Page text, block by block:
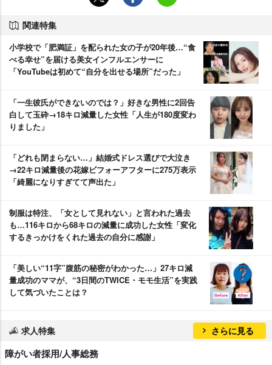
関連特集
小学校で「肥満証」を配られた女の子が20年後…“食
べる幸せ”を届ける美女インフルエンサーに
「YouTubeは初めて“自分を出せる場所”だった」
「一生彼氏ができないのでは？」好きな男性に2回告
白して玉砕→18キロ減量した女性「人生が180度変わ
りました」
「どれも閉まらない…」結婚式ドレス選びで大泣き
→22キロ減量後の花嫁ビフォーアフターに275万表示
「綺麗になりすぎてて声出た」
制服は特注、「女として見れない」と言われた過去
も…116キロから68キロの減量に成功した女性「変化
するきっかけをくれた過去の自分に感謝」
「美しい“11字”腹筋の秘密がわかった…」27キロ減
量成功のママが、“3日間のTWICE・モモ生活”を実践
して気づいたことは？
求人特集 さらに見る
障がい者採用/人事総務